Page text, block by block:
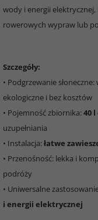
wody i energii
rowerowych wypraw lub
Szczegóły:
• Podgrzewanie
ekologiczne i bez kosztów
• Pojemność zbiornika:40 l
uzupełniania
• Instalacja:łatwe
• Przenośność: lekka i
podróży
• Uniwersalne
i energii elektrycznej